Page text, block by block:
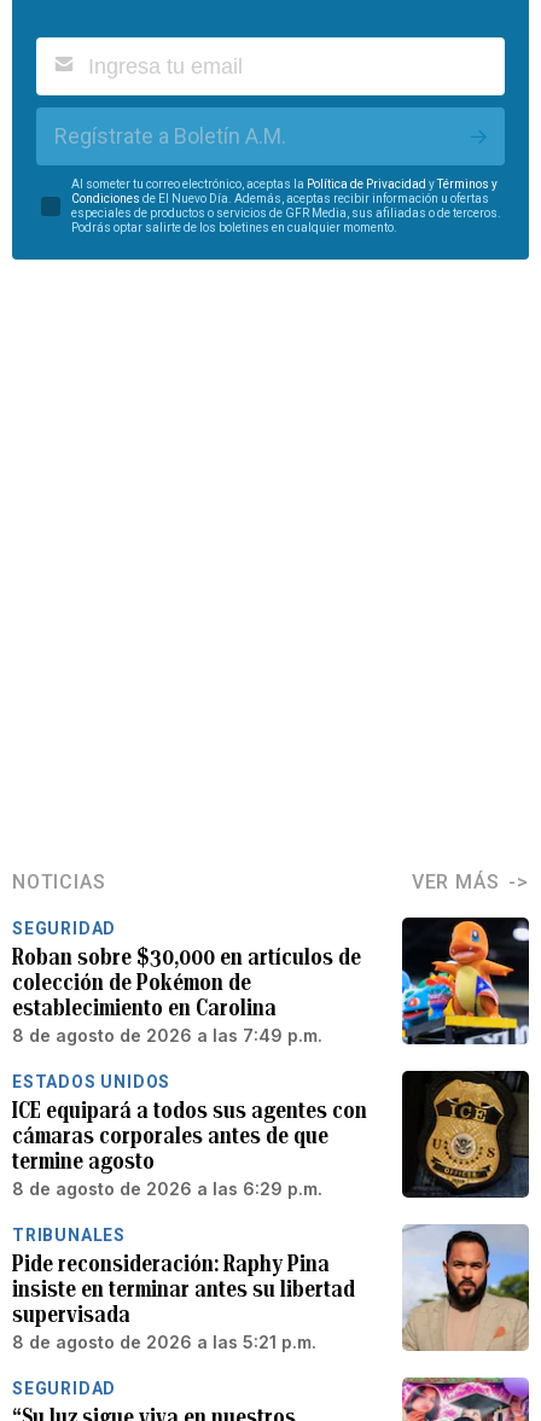
Regístrate a Boletín A.M.
Al someter tu correo electrónico, aceptas la Política de Privacidad yTérminos y
Condiciones de El Nuevo Día. Además, aceptas recibir información u ofertas
especiales de productos o servicios de GFR Media, sus afiliadas o de terceros.
Podrás optar salirte de los boletines en cualquier momento.
NOTICIAS VER MÁS
SEGURIDAD
Roban sobre $30,000 en artículos de
colección de Pokémon de
establecimiento en Carolina
8 de agosto de 2026 a las 7:49 p.m.
ESTADOS UNIDOS
ICE equipará a todos sus agentes con
cámaras corporales antes de que
termine agosto
8 de agosto de 2026 a las 6:29 p.m.
TRIBUNALES
Pide reconsideración: Raphy Pina
insiste en terminar antes su libertad
supervisada
8 de agosto de 2026 a las 5:21 p.m.
SEGURIDAD